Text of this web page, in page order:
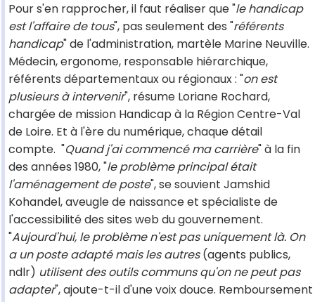
Pour s'en rapprocher, il faut réaliser que "le handicap
est l'affaire de tous", pas seulement des "référents
handicap" de l'administration, martèle Marine Neuville.
Médecin, ergonome, responsable hiérarchique,
référents départementaux ou régionaux : "on est
plusieurs à intervenir", résume Loriane Rochard,
chargée de mission Handicap à la Région Centre-Val
de Loire. Et à l'ère du numérique, chaque détail
compte. "Quand j'ai commencé ma carrière" à la fin
des années 1980, "le problème principal était
l'aménagement de poste", se souvient Jamshid
Kohandel, aveugle de naissance et spécialiste de
l'accessibilité des sites web du gouvernement.
"Aujourd'hui, le problème n'est pas uniquement là. On
a un poste adapté mais les autres(agents publics,
ndlr) utilisent des outils communs qu'on ne peut pas
adapter", ajoute-t-il d'une voix douce. Remboursement